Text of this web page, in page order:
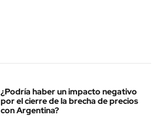
¿Podría haber un impacto negativo
por el cierre de la brecha de precios
con Argentina?